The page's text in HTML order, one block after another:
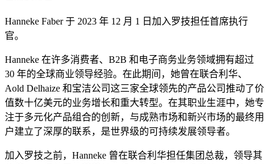
Hanneke Faber 于 2023 年 12 月 1 日加入罗技担任首席执行
官。
Hanneke 在许多消费者、B2B 和电子商务业务领域拥有超过
30 年的全球商业领导经验。在此期间，她曾在联合利华、
Aold Delhaize 和宝洁公司这三家全球领先的产品公司推动了价
值数十亿美元的业务增长和重大转型。在其职业生涯中，她专
注于多元化产品组合的创新，与成熟市场和新兴市场的最终用
户建立了深厚的联系，是世界级的可持续发展领导者。
加入罗技之前，Hanneke 曾在联合利华担任集团总裁，领导其